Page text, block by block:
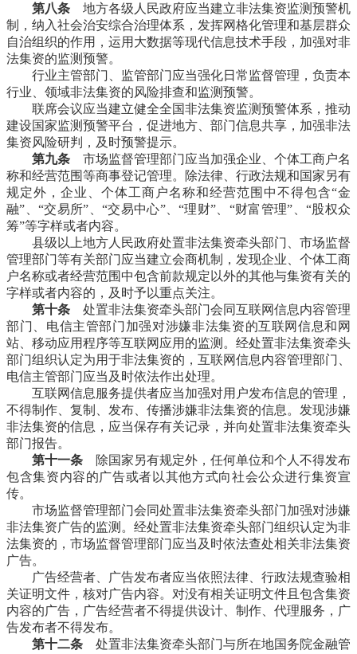
第八条 地方各级人民政府应当建立非法集资监测预警机
制，纳入社会治安综合治理体系，发挥网格化管理和基层群众
自治组织的作用，运用大数据等现代信息技术手段，加强对非
法集资的监测预警。
行业主管部门、监管部门应当强化日常监督管理，负责本
行业、领域非法集资的风险排查和监测预警。
联席会议应当建立健全全国非法集资监测预警体系，推动
建设国家监测预警平台，促进地方、部门信息共享，加强非法
集资风险研判，及时预警提示。
第九条 市场监督管理部门应当加强企业、个体工商户名
称和经营范围等商事登记管理。除法律、行政法规和国家另有
规定外，企业、个体工商户名称和经营范围中不得包含“金
融”、“交易所”、“交易中心”、“理财”、“财富管理”、“股权众
筹”等字样或者内容。
县级以上地方人民政府处置非法集资牵头部门、市场监督
管理部门等有关部门应当建立会商机制，发现企业、个体工商
户名称或者经营范围中包含前款规定以外的其他与集资有关的
字样或者内容的，及时予以重点关注。
第十条 处置非法集资牵头部门会同互联网信息内容管理
部门、电信主管部门加强对涉嫌非法集资的互联网信息和网
站、移动应用程序等互联网应用的监测。经处置非法集资牵头
部门组织认定为用于非法集资的，互联网信息内容管理部门、
电信主管部门应当及时依法作出处理。
互联网信息服务提供者应当加强对用户发布信息的管理，
不得制作、复制、发布、传播涉嫌非法集资的信息。发现涉嫌
非法集资的信息，应当保存有关记录，并向处置非法集资牵头
部门报告。
第十一条 除国家另有规定外，任何单位和个人不得发布
包含集资内容的广告或者以其他方式向社会公众进行集资宣
传。
市场监督管理部门会同处置非法集资牵头部门加强对涉嫌
非法集资广告的监测。经处置非法集资牵头部门组织认定为非
法集资的，市场监督管理部门应当及时依法查处相关非法集资
广告。
广告经营者、广告发布者应当依照法律、行政法规查验相
关证明文件，核对广告内容。对没有相关证明文件且包含集资
内容的广告，广告经营者不得提供设计、制作、代理服务，广
告发布者不得发布。
第十二条 处置非法集资牵头部门与所在地国务院金融管